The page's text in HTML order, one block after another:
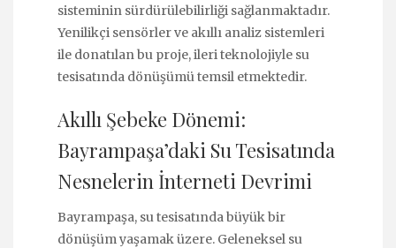
sisteminin sürdürülebilirliği sağlanmaktadır.
Yenilikçi sensörler ve akıllı analiz sistemleri
ile donatılan bu proje, ileri teknolojiyle su
tesisatında dönüşümü temsil etmektedir.
Akıllı Şebeke Dönemi:
Bayrampaşa’daki Su Tesisatında
Nesnelerin İnterneti Devrimi
Bayrampaşa, su tesisatında büyük bir
dönüşüm yaşamak üzere. Geleneksel su